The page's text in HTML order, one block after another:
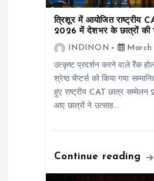
त्रिशूर में आयोजित राष्ट्रीय
2026 में देशभर के छात्रों की
INDINON
March
उत्कृष्ट प्रदर्शन करने वाले रैंक
श्रेष्ठ चैप्टर्स को किया गया
हुए राष्ट्रीय CAT छात्र
आए छात्रों ने उत्साह…
Continue reading